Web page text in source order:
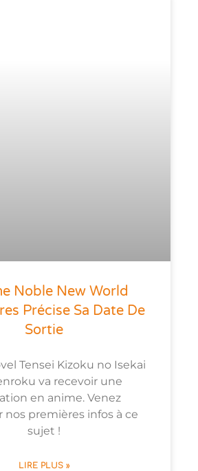
Noble New World
Précise Sa Date De
Sortie
Tensei Kizoku no Isekai
va recevoir une
en anime. Venez
nos premières infos à ce
sujet !
LIRE PLUS »